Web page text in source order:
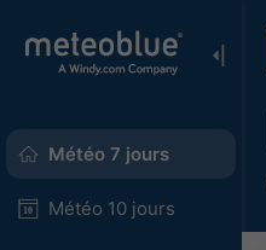
Météo 7 jours
Météo 10 jours